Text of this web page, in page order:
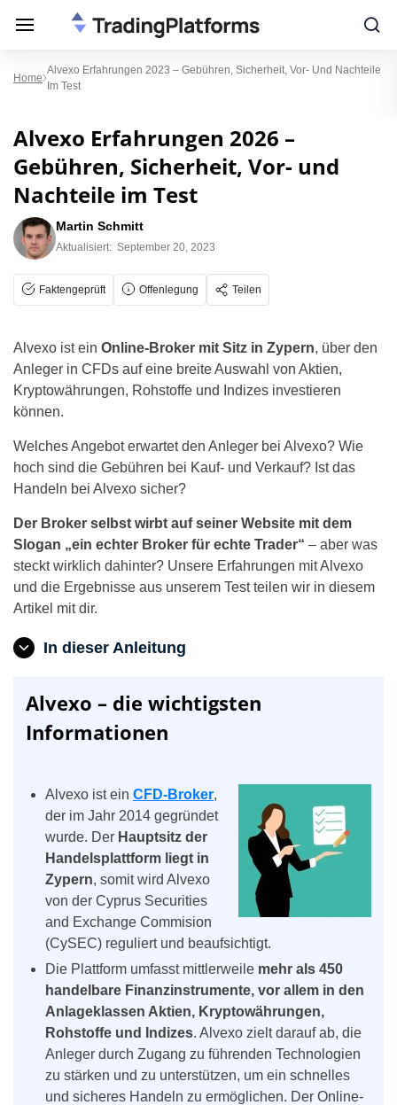
Home
Alvexo Erfahrungen 2023 – Gebühren, Sicherheit, Vor- Und Nachteile
Im Test
Alvexo Erfahrungen 2026 –
Gebühren, Sicherheit, Vor- und
Nachteile im Test
Martin Schmitt
Aktualisiert: September 20, 2023
Faktengeprüft Offenlegung Teilen
Alvexo ist ein Online-Broker mit Sitz in Zypern, über den
Anleger in CFDs auf eine breite Auswahl von Aktien,
Kryptowährungen, Rohstoffe und Indizes investieren
können.
Welches Angebot erwartet den Anleger bei Alvexo? Wie
hoch sind die Gebühren bei Kauf- und Verkauf? Ist das
Handeln bei Alvexo sicher?
Der Broker selbst wirbt auf seiner Website mit dem
Slogan „ein echter Broker für echte Trader“ – aber was
steckt wirklich dahinter? Unsere Erfahrungen mit Alvexo
und die Ergebnisse aus unserem Test teilen wir in diesem
Artikel mit dir.
In dieser Anleitung
Alvexo – die wichtigsten
Informationen
Alvexo ist ein CFD-Broker,
der im Jahr 2014 gegründet
wurde. Der Hauptsitz der
Handelsplattform liegt in
Zypern, somit wird Alvexo
von der Cyprus Securities
and Exchange Commision
(CySEC) reguliert und beaufsichtigt.
Die Plattform umfasst mittlerweile mehr als 450
handelbare Finanzinstrumente, vor allem in den
Anlageklassen Aktien, Kryptowährungen,
Rohstoffe und Indizes. Alvexo zielt darauf ab, die
Anleger durch Zugang zu führenden Technologien
zu stärken und zu unterstützen, um ein schnelles
und sicheres Handeln zu ermöglichen. Der Online-